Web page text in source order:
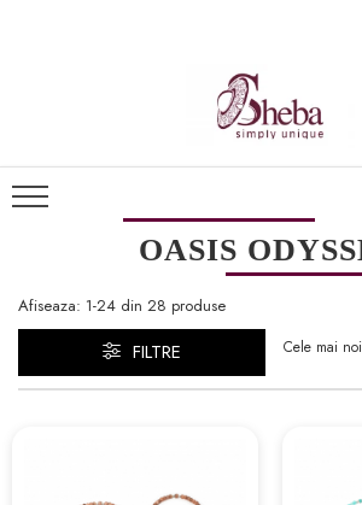
OASIS
Afiseaza: 1-24 din 28 produse
FILTRE